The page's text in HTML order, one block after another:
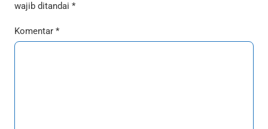
wajib ditandai *
Komentar *